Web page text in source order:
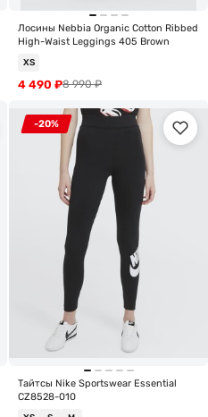
Лосины Nebbia Organic Cotton Ribbed
High-Waist Leggings 405 Brown
XS
8 990₽
4 490 ₽
-20%
Тайтсы Nike Sportswear Essential
CZ8528-010